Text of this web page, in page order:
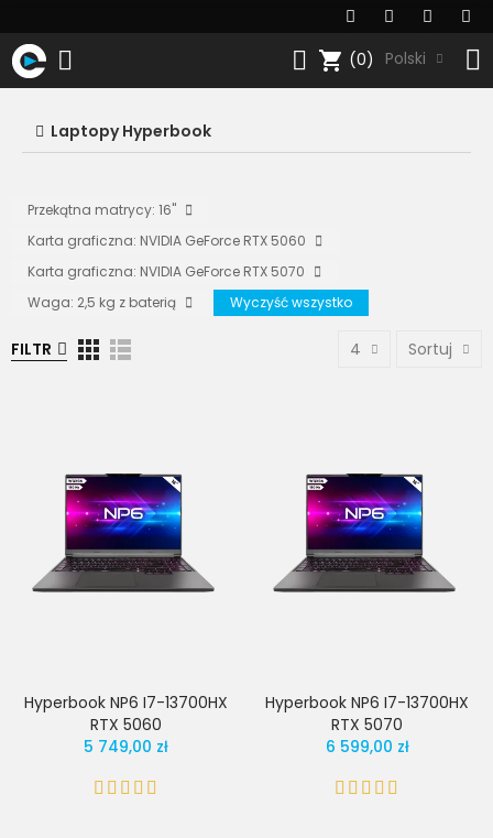
shopping_cart (0) Polski
Laptopy Hyperbook
Przekątna matrycy: 16"
Karta graficzna: NVIDIA GeForce RTX 5060
Karta graficzna: NVIDIA GeForce RTX 5070
Waga: 2,5 kg z baterią
Wyczyść wszystko
FILTR 4 Sortuj
Hyperbook NP6 I7-13700HX
RTX 5060
5 749,00 zł
Hyperbook NP6 I7-13700HX
RTX 5070
6 599,00 zł